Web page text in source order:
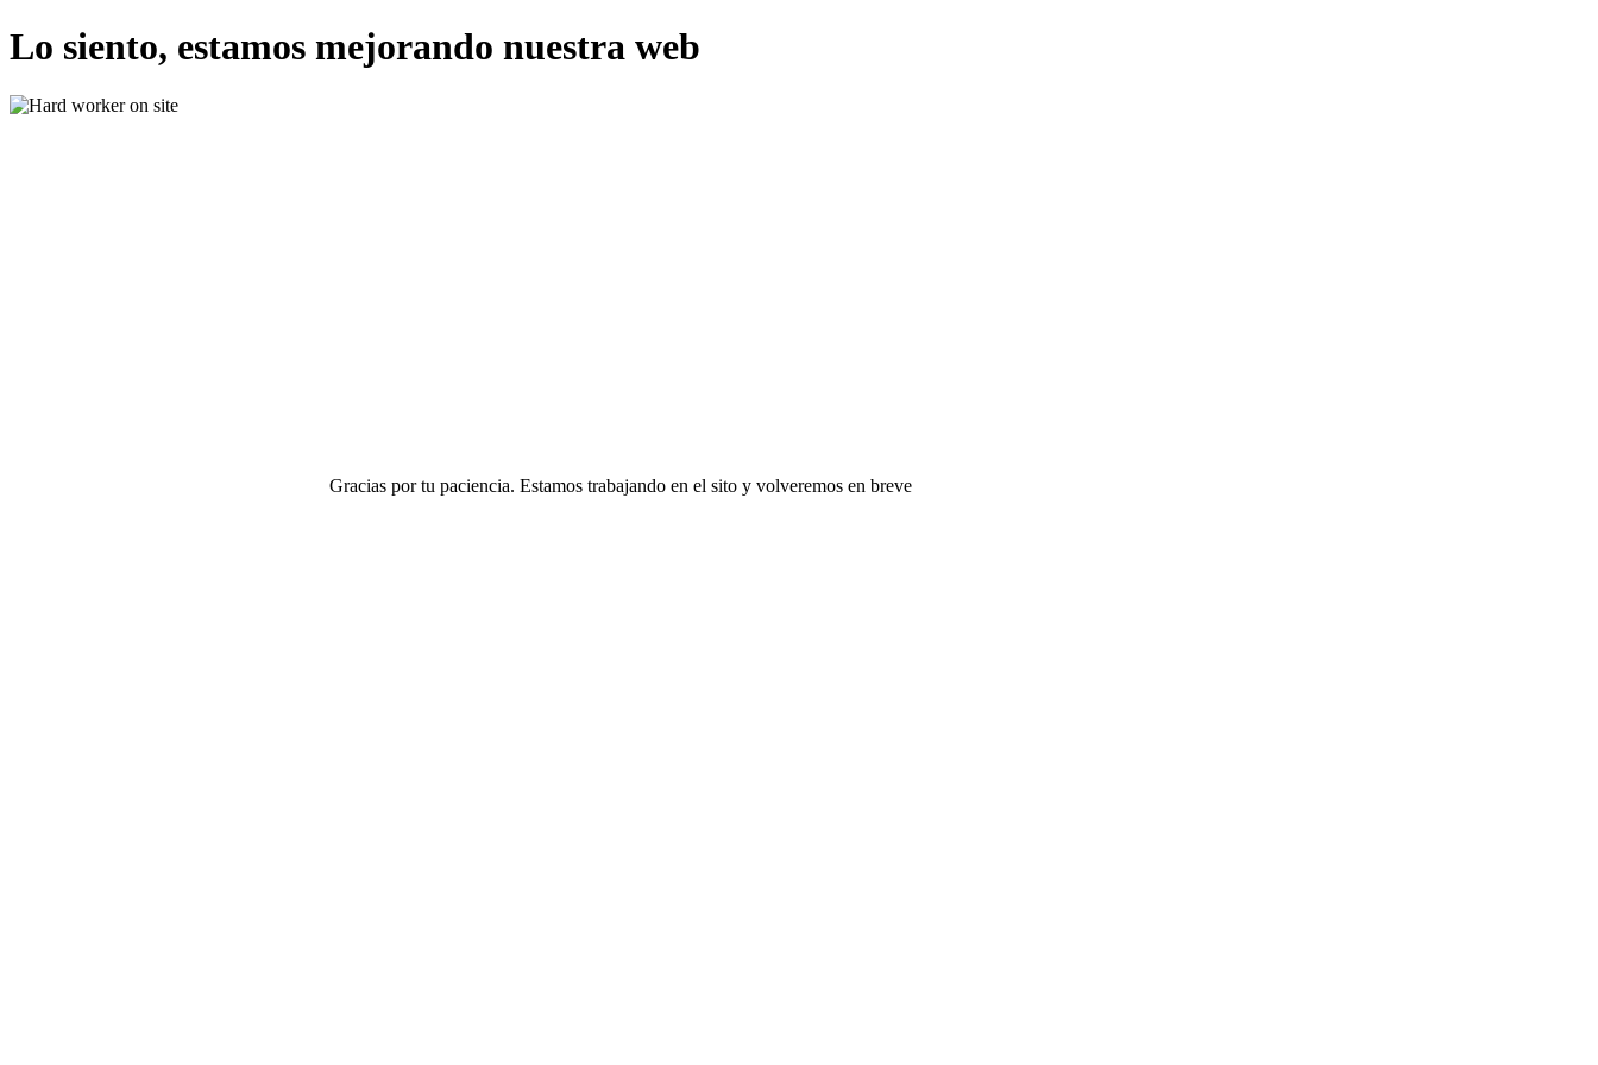
Lo siento, estamos mejorando nuestra web
Gracias por tu paciencia. Estamos trabajando en el sito y volveremos en breve